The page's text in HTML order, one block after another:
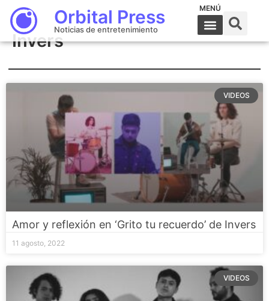
Orbital Press
Noticias de entretenimiento
MENÚ
Invers
VIDEOS
Amor y reflexión en ‘Grito tu recuerdo’ de Invers
11 agosto, 2022
VIDEOS